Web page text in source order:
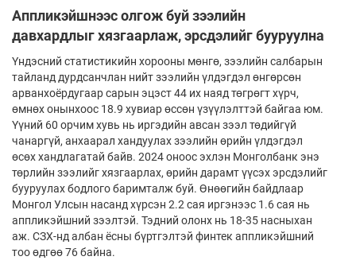
Аппликэйшнээс олгож буй зээлийн
давхардлыг хязгаарлаж, эрсдэлийг бууруулна
Үндэсний статистикийн хорооны мөнгө, зээлийн салбарын
тайланд дурдсанчлан нийт зээлийн үлдэгдэл өнгөрсөн
арванхоёрдугаар сарын эцэст 44 их наяд төгрөгт хүрч,
өмнөх онынхоос 18.9 хувиар өссөн үзүүлэлттэй байгаа юм.
Үүний 60 орчим хувь нь иргэдийн авсан зээл төдийгүй
чанаргүй, анхаарал хандуулах зээлийн өрийн үлдэгдэл
өсөх хандлагатай байв. 2024 оноос эхлэн Монголбанк энэ
төрлийн зээлийг хязгаарлах, өрийн дарамт үүсэх эрсдэлийг
бууруулах бодлого баримталж буй. Өнөөгийн байдлаар
Монгол Улсын насанд хүрсэн 2.2 сая иргэнээс 1.6 сая нь
аппликэйшний зээлтэй. Тэдний олонх нь 18-35 насныхан
аж. СЗХ-нд албан ёсны бүртгэлтэй финтек аппликэйшний
тоо өдгөө 76 байна.